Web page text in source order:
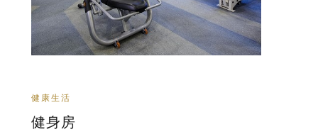
健康生活
健身房